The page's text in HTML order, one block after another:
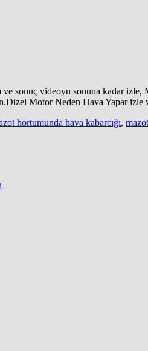
sonuç videoyu sonuna kadar
Motor Neden Hava Yapar
hortumunda hava kabarcığı,